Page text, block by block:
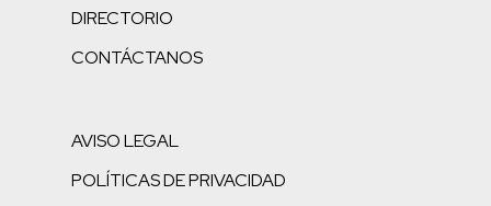
DIRECTORIO
CONTÁCTANOS
AVISO LEGAL
POLÍTICAS DE PRIVACIDAD